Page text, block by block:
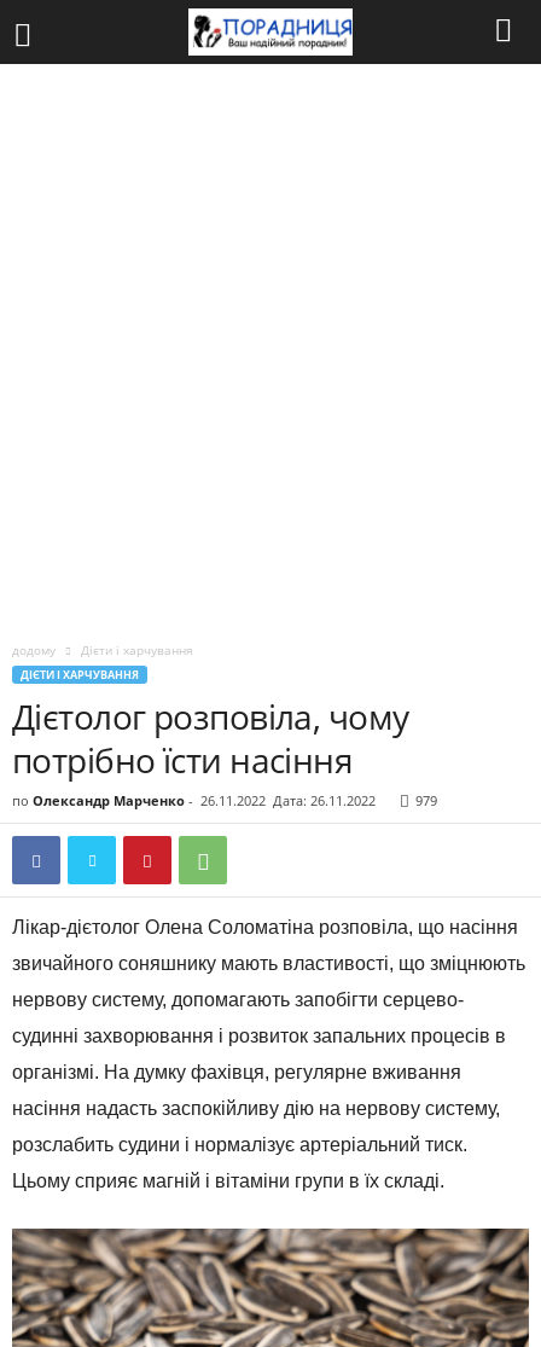
додому Дієти і харчування
ДІЄТИ І ХАРЧУВАННЯ
Дієтолог розповіла, чому
потрібно їсти насіння
по Олександр Марченко - 26.11.2022 Дата: 26.11.2022 979
Лікар-дієтолог Олена Соломатіна розповіла, що насіння
звичайного соняшнику мають властивості, що зміцнюють
нервову систему, допомагають запобігти серцево-
судинні захворювання і розвиток запальних процесів в
організмі. На думку фахівця, регулярне вживання
насіння надасть заспокійливу дію на нервову систему,
розслабить судини і нормалізує артеріальний тиск.
Цьому сприяє магній і вітаміни групи в їх складі.